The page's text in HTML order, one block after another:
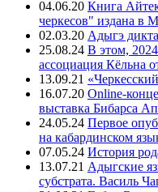
04.06.20 Книга
черкесов" издана в
02.03.20 Адыгэ
25.08.24 В этом, 2024
ассоциация Кёльна
13.09.21
16.07.20 Online-
выставка Бибарса
24.05.24 Первое
на кабардинском
07.05.24 История
13.07.21 Адыгские
субстрата. Василь